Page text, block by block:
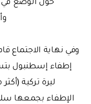
وفي نهاية
الإطفاء بجمعها